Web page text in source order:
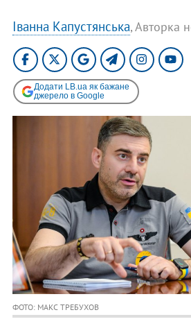
Іванна Капустянська, Авторка
Додати LB.ua як бажане
джерело в Google
ФОТО: МАКС ТРЕБУХОВ